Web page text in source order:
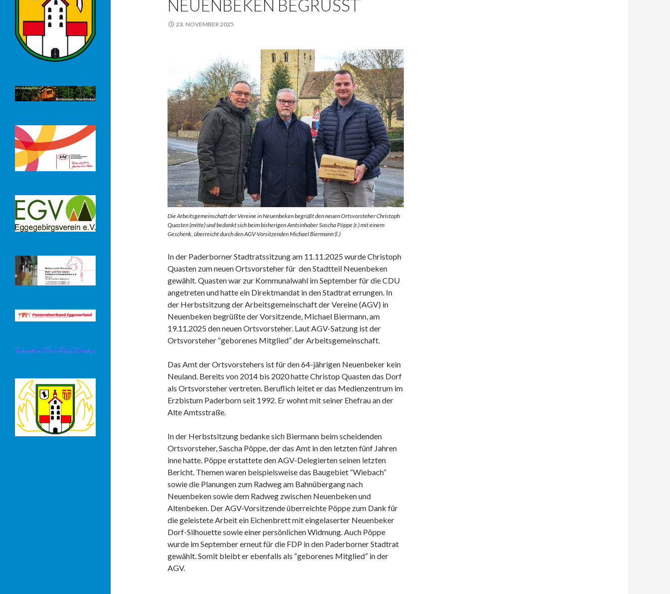
NEUENBEKEN BEGRÜSST
23. NOVEMBER 2025
Die Arbeitsgemeinschaft der Vereine in Neuenbeken begrüßt den neuen Ortsvorsteher Christoph
Quasten (mitte) und bedankt sich beim bisherigen Amtsinhaber Sascha Pöppe (r.) mit einem
Geschenk, überreicht durch den AGV-Vorsitzenden Michael Biermann (l.)
In der Paderborner Stadtratssitzung am 11.11.2025 wurde Christoph
Quasten zum neuen Ortsvorsteher für den Stadtteil Neuenbeken
gewählt. Quasten war zur Kommunalwahl im September für die CDU
angetreten und hatte ein Direktmandat in den Stadtrat errungen. In
der Herbstsitzung der Arbeitsgemeinschaft der Vereine (AGV) in
Neuenbeken begrüßte der Vorsitzende, Michael Biermann, am
19.11.2025 den neuen Ortsvorsteher. Laut AGV-Satzung ist der
Ortsvorsteher “geborenes Mitglied” der Arbeitsgemeinschaft.
Das Amt der Ortsvorstehers ist für den 64-jährigen Neuenbeker kein
Neuland. Bereits von 2014 bis 2020 hatte Christop Quasten das Dorf
als Ortsvorsteher vertreten. Beruflich leitet er das Medienzentrum im
Erzbistum Paderborn seit 1992. Er wohnt mit seiner Ehefrau an der
Alte Amtsstraße.
In der Herbstsitzung bedanke sich Biermann beim scheidenden
Ortsvorsteher, Sascha Pöppe, der das Amt in den letzten fünf Jahren
inne hatte. Pöppe erstattete den AGV-Delegierten seinen letzten
Bericht. Themen waren beispielsweise das Baugebiet “Wiebach”
sowie die Planungen zum Radweg am Bahnübergang nach
Neuenbeken sowie dem Radweg zwischen Neuenbeken und
Altenbeken. Der AGV-Vorsitzende überreichte Pöppe zum Dank für
die geleistete Arbeit ein Eichenbrett mit eingelaserter Neuenbeker
Dorf-Silhouette sowie einer persönlichen Widmung. Auch Pöppe
wurde im September erneut für die FDP in den Paderborner Stadtrat
gewählt. Somit bleibt er ebenfalls als “geborenes Mitglied” in der
AGV.